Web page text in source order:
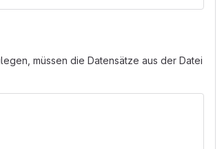
müssen die Datensätze aus der Datei